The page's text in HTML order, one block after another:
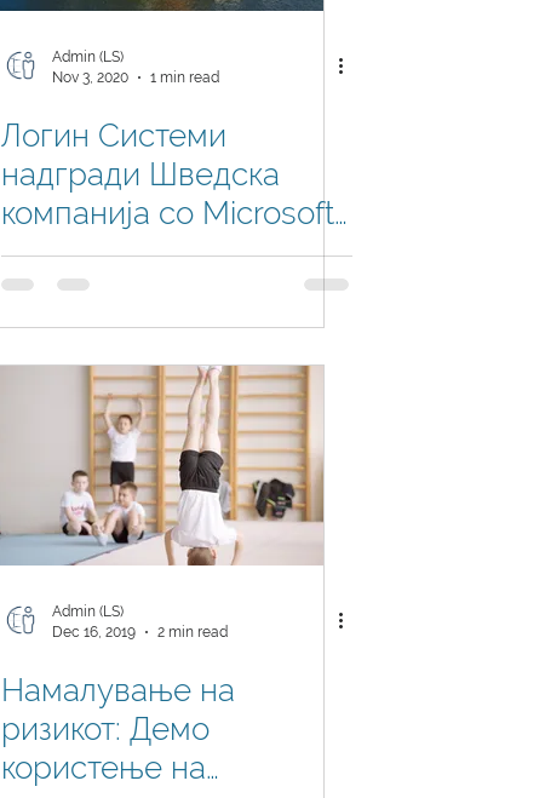
Admin (LS)
Nov 3, 2020
1 min read
Логин Системи
надгради Шведска
компанија со Microsoft
Dynamics 365 Business
Central
Admin (LS)
Dec 16, 2019
2 min read
Намалување на
ризикот: Демо
користење на